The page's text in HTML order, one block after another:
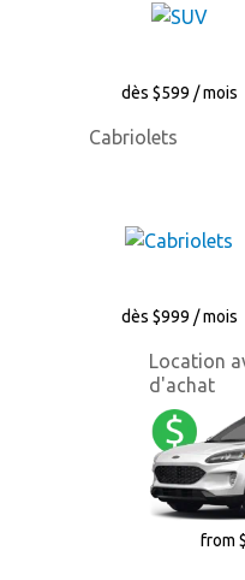
dès $599 / mois
Cabriolets
dès $999 / mois
Location
d'achat
from